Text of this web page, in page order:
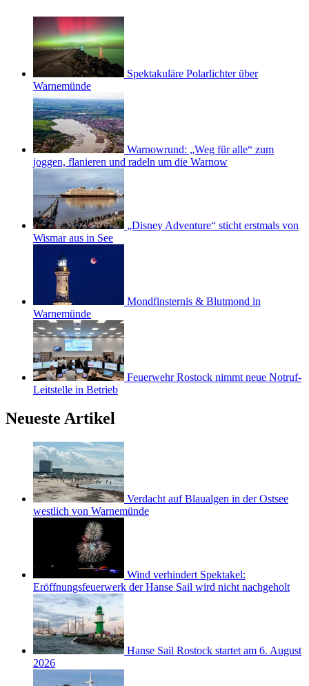
Spektakuläre Polarlichter über
Warnemünde
Warnowrund: „Weg für alle“ zum
joggen, flanieren und radeln um die Warnow
„Disney Adventure“ sticht erstmals von
Wismar aus in See
Mondfinsternis & Blutmond in
Warnemünde
Feuerwehr Rostock nimmt neue Notruf-
Leitstelle in Betrieb
Neueste Artikel
Verdacht auf Blaualgen in der Ostsee
westlich von Warnemünde
Wind verhindert Spektakel:
Eröffnungsfeuerwerk der Hanse Sail wird nicht nachgeholt
Hanse Sail Rostock startet am 6. August
2026